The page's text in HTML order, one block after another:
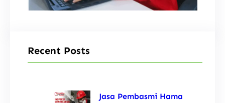
Recent Posts
Jasa Pembasmi Hama